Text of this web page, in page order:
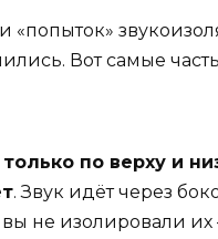
«попыток»
Вот самые
по верху и
. Звук идёт через
не изолировали их